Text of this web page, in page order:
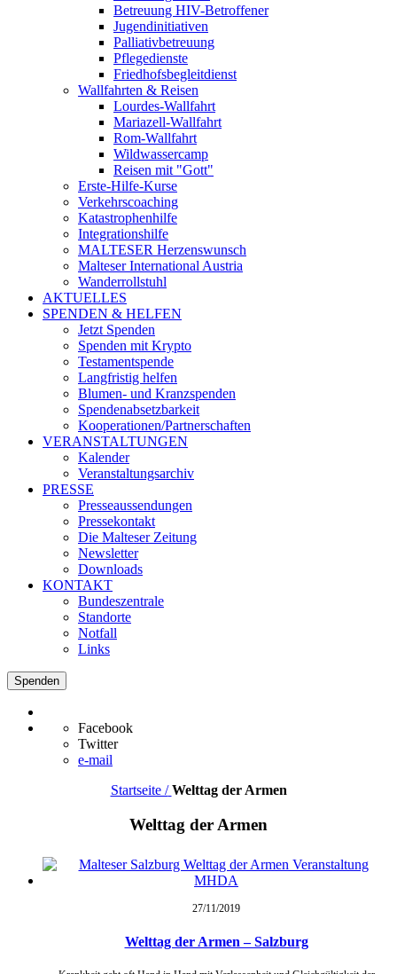
Betreuung HIV-Betroffener
Jugendinitiativen
Palliativbetreuung
Pflegedienste
Friedhofsbegleitdienst
Wallfahrten & Reisen
Lourdes-Wallfahrt
Mariazell-Wallfahrt
Rom-Wallfahrt
Wildwassercamp
Reisen mit "Gott"
Erste-Hilfe-Kurse
Verkehrscoaching
Katastrophenhilfe
Integrationshilfe
MALTESER Herzenswunsch
Malteser International Austria
Wanderrollstuhl
AKTUELLES
SPENDEN & HELFEN
Jetzt Spenden
Spenden mit Krypto
Testamentspende
Langfristig helfen
Blumen- und Kranzspenden
Spendenabsetzbarkeit
Kooperationen/Partnerschaften
VERANSTALTUNGEN
Kalender
Veranstaltungsarchiv
PRESSE
Presseaussendungen
Pressekontakt
Die Malteser Zeitung
Newsletter
Downloads
KONTAKT
Bundeszentrale
Standorte
Notfall
Links
Spenden
Facebook
Twitter
e-mail
Startseite / Welttag der Armen
Welttag der Armen
27/11/2019
Welttag der Armen – Salzburg